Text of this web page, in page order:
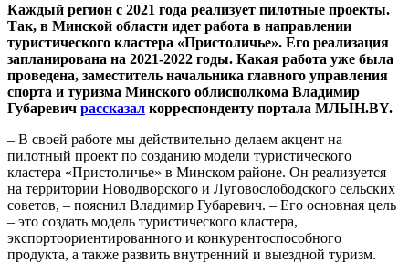
Каждый регион с 2021 года реализует пилотные проекты.
Так, в Минской области идет работа в направлении
туристического кластера «Пристоличье». Его реализация
запланирована на 2021-2022 годы. Какая работа уже была
проведена, заместитель начальника главного управления
спорта и туризма Минского облисполкома Владимир
Губаревич рассказал корреспонденту портала МЛЫН.BY.
– В своей работе мы действительно делаем акцент на
пилотный проект по созданию модели туристического
кластера «Пристоличье» в Минском районе. Он реализуется
на территории Новодворского и Луговослободского сельских
советов, – пояснил Владимир Губаревич. – Его основная цель
– это создать модель туристического кластера,
экспортоориентированного и конкурентоспособного
продукта, а также развить внутренний и выездной туризм.